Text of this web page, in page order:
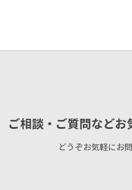
ご相談・ご質問などお
どうぞお気軽にお